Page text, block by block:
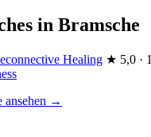
in Bramsche
Healing ★ 5,0 · 1
ansehen →